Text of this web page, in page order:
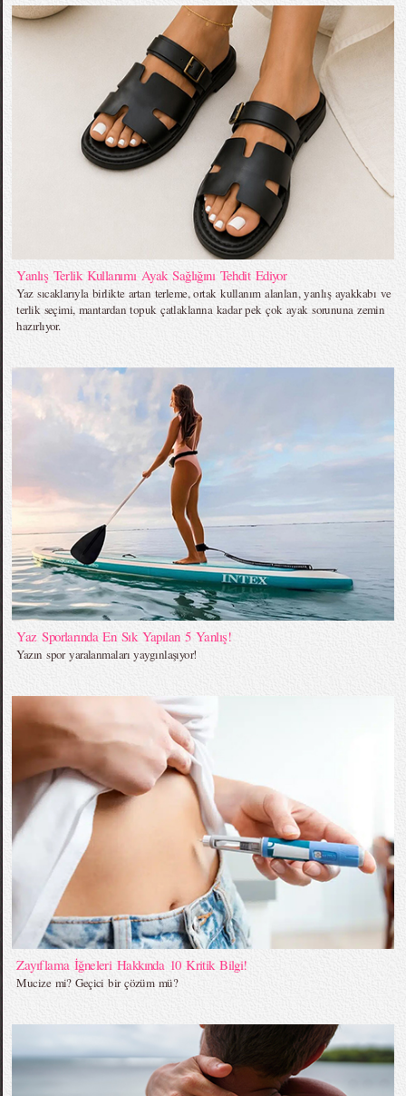
Yanlış Terlik Kullanımı Ayak Sağlığını Tehdit Ediyor
Yaz sıcaklarıyla birlikte artan terleme, ortak kullanım alanları, yanlış ayakkabı ve
terlik seçimi, mantardan topuk çatlaklarına kadar pek çok ayak sorununa zemin
hazırlıyor.
Yaz Sporlarında En Sık Yapılan 5 Yanlış!
Yazın spor yaralanmaları yaygınlaşıyor!
Zayıflama İğneleri Hakkında 10 Kritik Bilgi!
Mucize mi? Geçici bir çözüm mü?